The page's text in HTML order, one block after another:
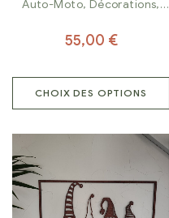
Auto-Moto, Décorations,
55,00 €
CHOIX DES OPTIONS